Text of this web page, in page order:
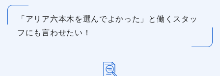
「アリア六本木を選んでよかった」と働くスタッ
フにも言わせたい！